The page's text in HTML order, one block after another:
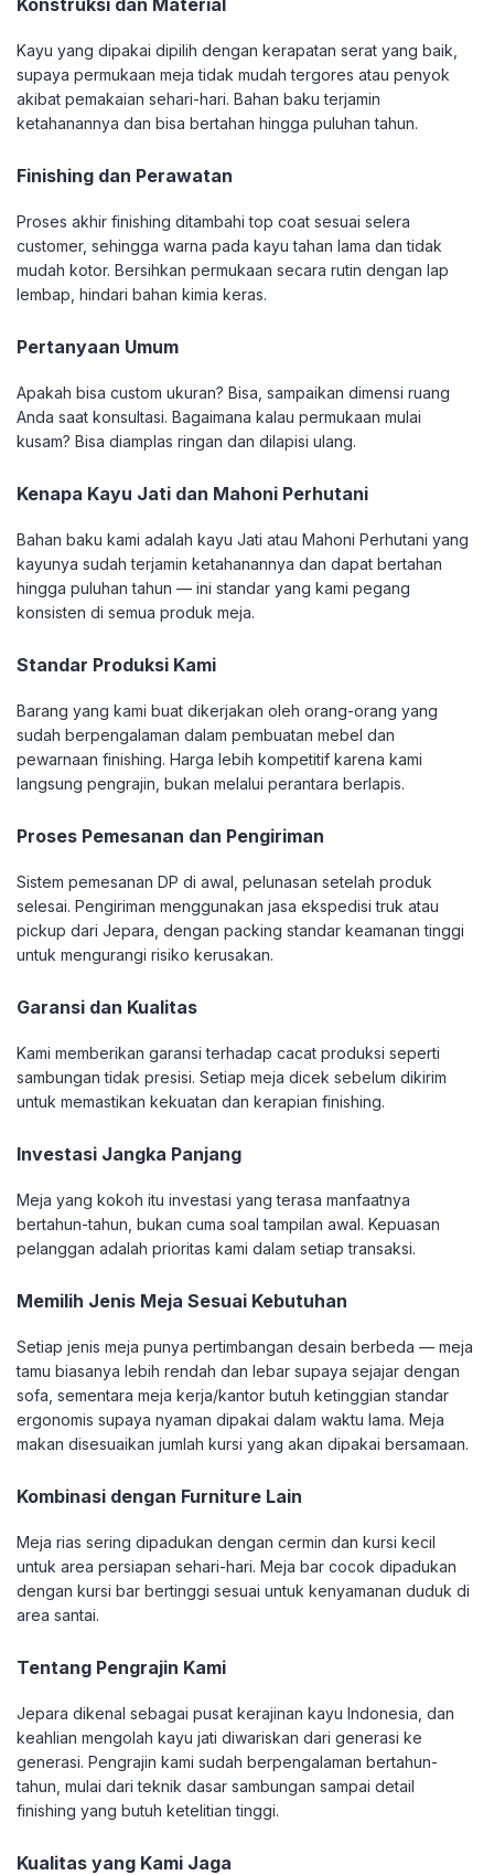
Konstruksi dan Material
Kayu yang dipakai dipilih dengan kerapatan serat yang baik,
supaya permukaan meja tidak mudah tergores atau penyok
akibat pemakaian sehari-hari. Bahan baku terjamin
ketahanannya dan bisa bertahan hingga puluhan tahun.
Finishing dan Perawatan
Proses akhir finishing ditambahi top coat sesuai selera
customer, sehingga warna pada kayu tahan lama dan tidak
mudah kotor. Bersihkan permukaan secara rutin dengan lap
lembap, hindari bahan kimia keras.
Pertanyaan Umum
Apakah bisa custom ukuran? Bisa, sampaikan dimensi ruang
Anda saat konsultasi. Bagaimana kalau permukaan mulai
kusam? Bisa diamplas ringan dan dilapisi ulang.
Kenapa Kayu Jati dan Mahoni Perhutani
Bahan baku kami adalah kayu Jati atau Mahoni Perhutani yang
kayunya sudah terjamin ketahanannya dan dapat bertahan
hingga puluhan tahun — ini standar yang kami pegang
konsisten di semua produk meja.
Standar Produksi Kami
Barang yang kami buat dikerjakan oleh orang-orang yang
sudah berpengalaman dalam pembuatan mebel dan
pewarnaan finishing. Harga lebih kompetitif karena kami
langsung pengrajin, bukan melalui perantara berlapis.
Proses Pemesanan dan Pengiriman
Sistem pemesanan DP di awal, pelunasan setelah produk
selesai. Pengiriman menggunakan jasa ekspedisi truk atau
pickup dari Jepara, dengan packing standar keamanan tinggi
untuk mengurangi risiko kerusakan.
Garansi dan Kualitas
Kami memberikan garansi terhadap cacat produksi seperti
sambungan tidak presisi. Setiap meja dicek sebelum dikirim
untuk memastikan kekuatan dan kerapian finishing.
Investasi Jangka Panjang
Meja yang kokoh itu investasi yang terasa manfaatnya
bertahun-tahun, bukan cuma soal tampilan awal. Kepuasan
pelanggan adalah prioritas kami dalam setiap transaksi.
Memilih Jenis Meja Sesuai Kebutuhan
Setiap jenis meja punya pertimbangan desain berbeda — meja
tamu biasanya lebih rendah dan lebar supaya sejajar dengan
sofa, sementara meja kerja/kantor butuh ketinggian standar
ergonomis supaya nyaman dipakai dalam waktu lama. Meja
makan disesuaikan jumlah kursi yang akan dipakai bersamaan.
Kombinasi dengan Furniture Lain
Meja rias sering dipadukan dengan cermin dan kursi kecil
untuk area persiapan sehari-hari. Meja bar cocok dipadukan
dengan kursi bar bertinggi sesuai untuk kenyamanan duduk di
area santai.
Tentang Pengrajin Kami
Jepara dikenal sebagai pusat kerajinan kayu Indonesia, dan
keahlian mengolah kayu jati diwariskan dari generasi ke
generasi. Pengrajin kami sudah berpengalaman bertahun-
tahun, mulai dari teknik dasar sambungan sampai detail
finishing yang butuh ketelitian tinggi.
Kualitas yang Kami Jaga